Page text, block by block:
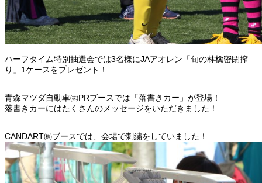
ハーフタイム特別抽選会では3名様にJAアオレン「旬の林檎密閉搾
り」1ケースをプレゼント！
青森マツダ自動車㈱PRブースでは「落書きカー」が登場！
落書きカーにはたくさんのメッセージをいただきました！
CANDART㈱ブースでは、会場で刺繍をしていました！